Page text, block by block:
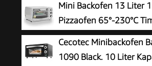
Mini Backofen 13 Liter
Pizzaofen 65°-230°C
aufklappbares
Minibackofen Kleiner Oven
Cecotec Minibackofen
1090 Black. 10 Liter